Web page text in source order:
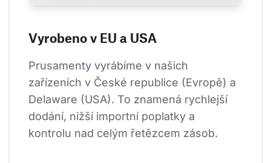
Vyrobeno v EU a USA
Prusamenty vyrábíme v našich
zařízeních v České republice (Evropě) a
Delaware (USA). To znamená rychlejší
dodání, nižší importní poplatky a
kontrolu nad celým řetězcem zásob.